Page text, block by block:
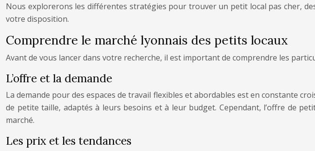
Nous explorerons les différentes stratégies pour trouver un petit local pas cher,
votre disposition.
Comprendre le marché lyonnais des petits locaux
Avant de vous lancer dans votre recherche, il est important de comprendre les
L’offre et la demande
La demande pour des espaces de travail flexibles et abordables est en constante
de petite taille, adaptés à leurs besoins et à leur budget. Cependant, l’offre de
marché.
Les prix et les tendances